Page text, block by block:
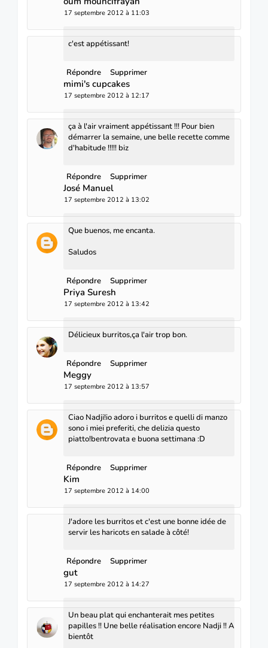
17 septembre 2012 à 11:03
c'est appétissant!
Répondre Supprimer
mimi's cupcakes
17 septembre 2012 à 12:17
ça à l'air vraiment appétissant !!! Pour bien
démarrer la semaine, une belle recette comme
d'habitude !!!!! biz
Répondre Supprimer
José Manuel
17 septembre 2012 à 13:02
Que buenos, me encanta.
Saludos
Répondre Supprimer
Priya Suresh
17 septembre 2012 à 13:42
Délicieux burritos,ça l'air trop bon.
Répondre Supprimer
Meggy
17 septembre 2012 à 13:57
Ciao Nadji!io adoro i burritos e quelli di manzo
sono i miei preferiti, che delizia questo
piatto!bentrovata e buona settimana :D
Répondre Supprimer
Kim
17 septembre 2012 à 14:00
J'adore les burritos et c'est une bonne idée de
servir les haricots en salade à côté!
Répondre Supprimer
gut
17 septembre 2012 à 14:27
Un beau plat qui enchanterait mes petites
papilles !! Une belle réalisation encore Nadji !! A
bientôt